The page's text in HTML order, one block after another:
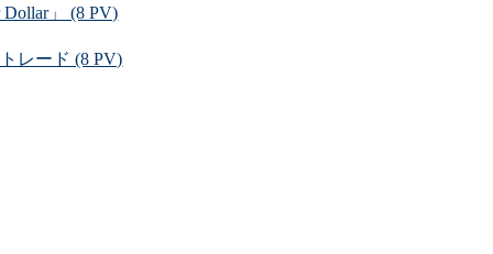
」 (8 PV)
レード (8 PV)